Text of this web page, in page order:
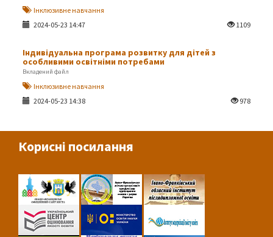
Інклюзивне навчання
2024-05-23 14:47
1109
Індивідуальна програма розвитку для дітей з
особливими освітніми потребами
Вкладений файл
Інклюзивне навчання
2024-05-23 14:38
978
Корисні посилання